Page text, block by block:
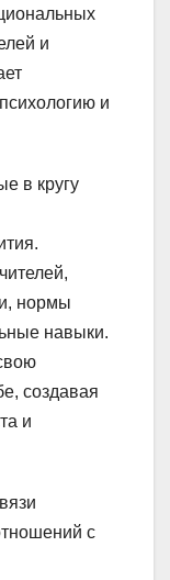
и
и
в кругу
нормы
навыки.
создавая
и
с